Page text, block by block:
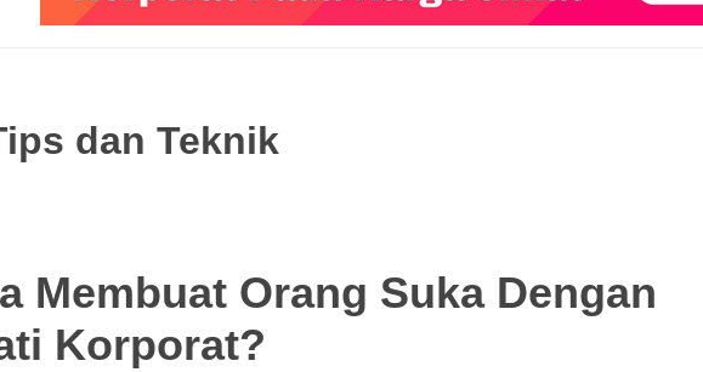
dan Teknik
Membuat Orang Suka Dengan
Korporat?